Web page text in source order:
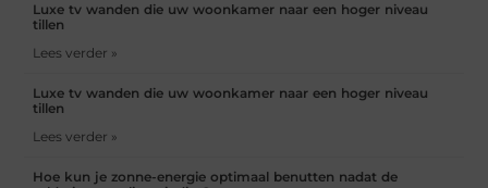
Luxe tv wanden die uw woonkamer naar een hoger niveau
tillen
Lees verder »
Luxe tv wanden die uw woonkamer naar een hoger niveau
tillen
Lees verder »
Hoe kun je zonne-energie optimaal benutten nadat de